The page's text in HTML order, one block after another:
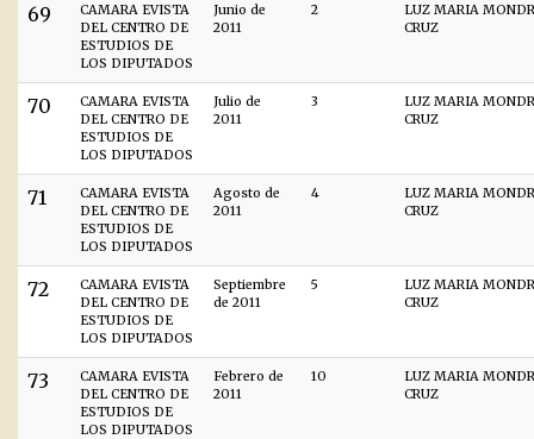
69
CAMARA EVISTA
DEL CENTRO DE
ESTUDIOS DE
LOS DIPUTADOS
Junio de
2011
2
LUZ MARIA
CRUZ
70
CAMARA EVISTA
DEL CENTRO DE
ESTUDIOS DE
LOS DIPUTADOS
Julio de
2011
3
LUZ MARIA
CRUZ
71
CAMARA EVISTA
DEL CENTRO DE
ESTUDIOS DE
LOS DIPUTADOS
Agosto de
2011
4
LUZ MARIA
CRUZ
72
CAMARA EVISTA
DEL CENTRO DE
ESTUDIOS DE
LOS DIPUTADOS
Septiembre
de 2011
5
LUZ MARIA
CRUZ
73
CAMARA EVISTA
DEL CENTRO DE
ESTUDIOS DE
LOS DIPUTADOS
Febrero de
2011
10
LUZ MARIA
CRUZ